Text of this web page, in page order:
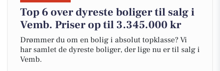
Top 6 over dyreste boliger til salg i
Vemb. Priser op til 3.345.000 kr
Drømmer du om en bolig i absolut topklasse? Vi
har samlet de dyreste boliger, der lige nu er til salg i
Vemb.